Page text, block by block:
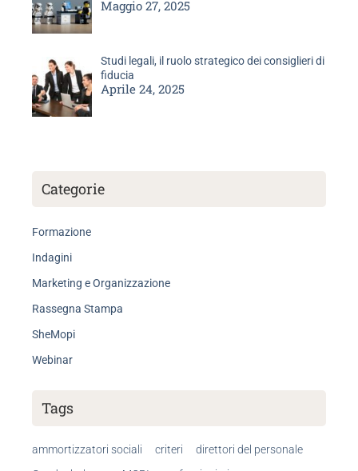
Maggio 27, 2025
Studi legali, il ruolo strategico dei consiglieri di
fiducia
Aprile 24, 2025
Categorie
Formazione
Indagini
Marketing e Organizzazione
Rassegna Stampa
SheMopi
Webinar
Tags
ammortizzatori sociali criteri
direttori del personale